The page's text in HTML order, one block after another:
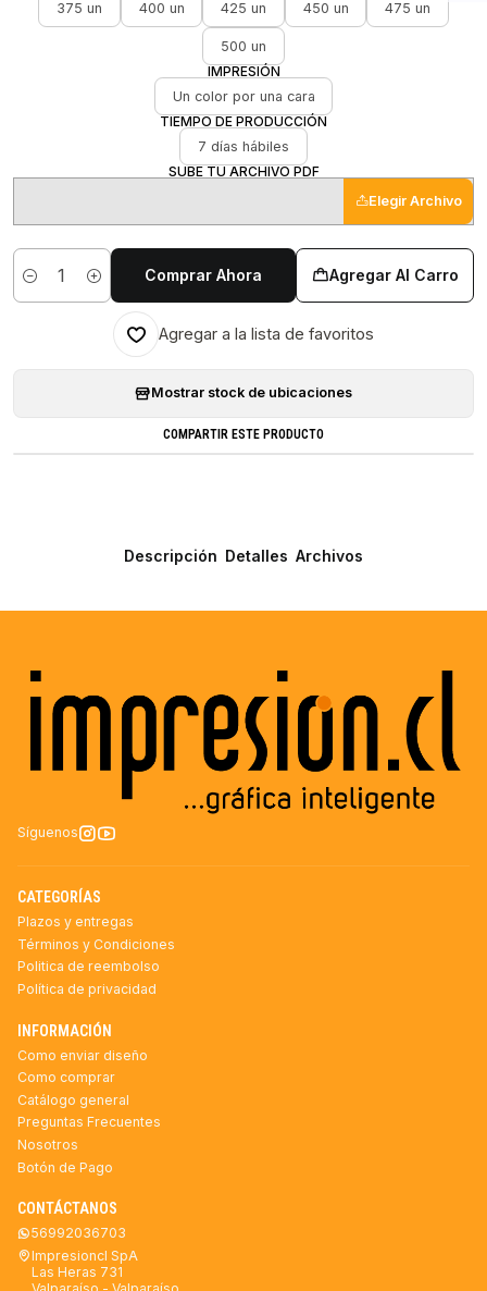
375 un 400 un 425 un 450 un 475 un
500 un
IMPRESIÓN
Un color por una cara
TIEMPO DE PRODUCCIÓN
7 días hábiles
SUBE TU ARCHIVO PDF
Elegir Archivo
Cantidad
Agregar Al Carro
Comprar Ahora
Agregar a la lista de favoritos
Mostrar stock de ubicaciones
COMPARTIR ESTE PRODUCTO
Descripción Detalles Archivos
Síguenos
CATEGORÍAS
Plazos y entregas
Términos y Condiciones
Politica de reembolso
Política de privacidad
INFORMACIÓN
Como enviar diseño
Como comprar
Catálogo general
Preguntas Frecuentes
Nosotros
Botón de Pago
CONTÁCTANOS
56992036703
Impresioncl SpA
Las Heras 731